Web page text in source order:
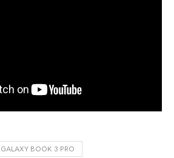
GALAXY BOOK 3 PRO